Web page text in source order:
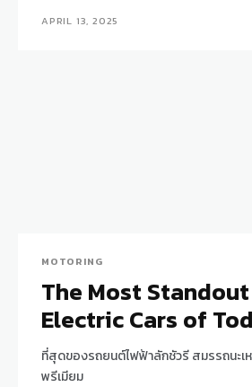
APRIL 13, 2025
MOTORING
The Most
Electric Cars of
ที่สุดของรถยนต์ไฟฟ้าลักชัวรี สมรรถนะเ
พรีเมียม